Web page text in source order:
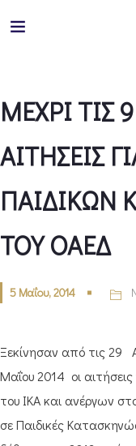
ΜΕΧΡΙ ΤΙΣ
ΑΙΤΗΣΕΙΣ
ΠΑΙΔΙΚΩΝ
ΤΟΥ ΟΑΕΔ
5 Μαΐου, 2014
Ξεκίνησαν από τις 29
Μαΐου 2014 οι
του ΙΚΑ και ανέργων
σε Παιδικές